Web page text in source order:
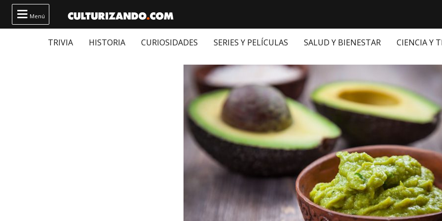
 Menú
TRIVIA HISTORIA CURIOSIDADES SERIES Y PELÍCULAS SALUD Y BIENESTAR CIENCIA Y